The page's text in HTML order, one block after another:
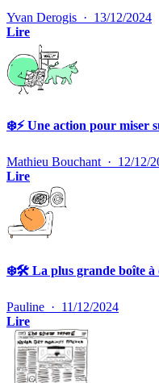
Yvan Derogis · 13/12/2024
Lire
❄️⚡️ Une action pour miser
Mathieu Bouchant · 12/12/
Lire
❄️🛠️ La plus grande boîte à
Pauline · 11/12/2024
Lire